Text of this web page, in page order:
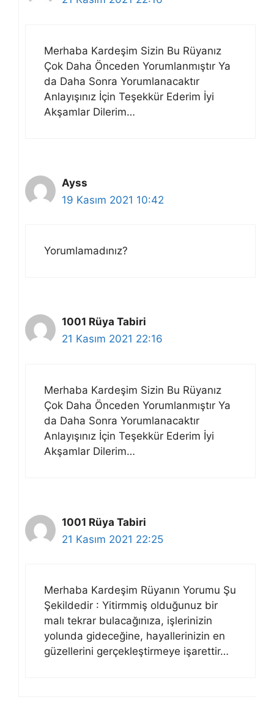
Merhaba Kardeşim Sizin Bu Rüyanız
Çok Daha Önceden Yorumlanmıştır Ya
da Daha Sonra Yorumlanacaktır
Anlayışınız İçin Teşekkür Ederim İyi
Akşamlar Dilerim…
Ayss
19 Kasım 2021 10:42
Yorumlamadınız?
1001 Rüya Tabiri
21 Kasım 2021 22:16
Merhaba Kardeşim Sizin Bu Rüyanız
Çok Daha Önceden Yorumlanmıştır Ya
da Daha Sonra Yorumlanacaktır
Anlayışınız İçin Teşekkür Ederim İyi
Akşamlar Dilerim…
1001 Rüya Tabiri
21 Kasım 2021 22:25
Merhaba Kardeşim Rüyanın Yorumu Şu
Şekildedir : Yitirmmiş olduğunuz bir
malı tekrar bulacağınıza, işlerinizin
yolunda gideceğine, hayallerinizin en
güzellerini gerçekleştirmeye işarettir…